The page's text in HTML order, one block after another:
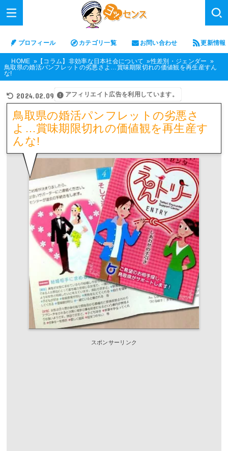
プロフィール カテゴリ一覧 お問い合わせ 更新情報
HOME 【コラム】非効率な日本社会について
性差別・ジェンダー
鳥取県の婚活パンフレットの劣悪さよ…賞味期限切れの価値観を再生産すん
な!
2024.02.09 アフィリエイト広告を利用しています。
鳥取県の婚活パンフレットの劣悪さ
よ…賞味期限切れの価値観を再生産す
んな!
スポンサーリンク